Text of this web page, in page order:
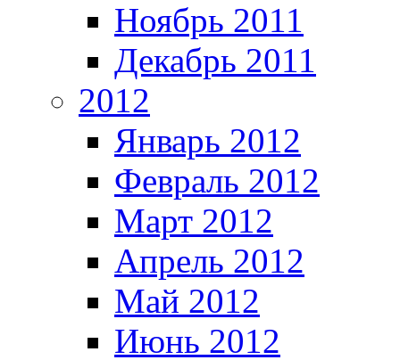
Ноябрь 2011
Декабрь 2011
2012
Январь 2012
Февраль 2012
Март 2012
Апрель 2012
Май 2012
Июнь 2012